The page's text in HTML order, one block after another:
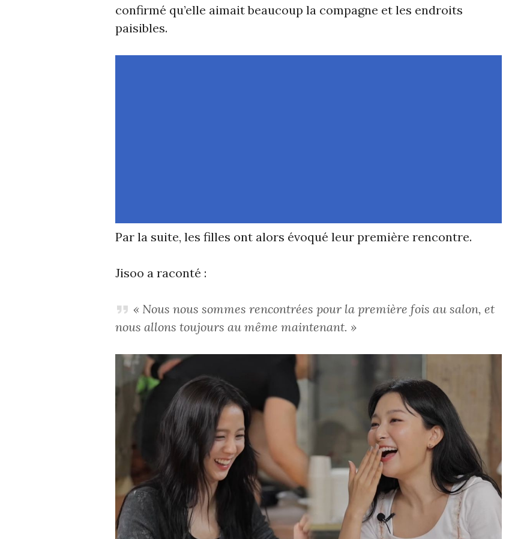
confirmé qu’elle aimait beaucoup la compagne et les endroits
paisibles.
Par la suite, les filles ont alors évoqué leur première rencontre.
Jisoo a raconté :
« Nous nous sommes rencontrées pour la première fois au salon, et
nous allons toujours au même maintenant. »